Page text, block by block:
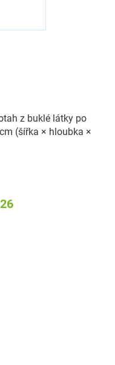
z buklé látky po
(šířka × hloubka ×